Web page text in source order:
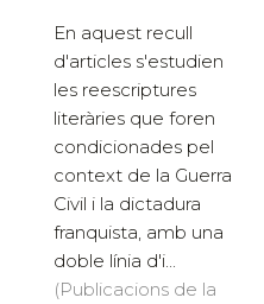
En aquest recull
d'articles s'estudien
les reescriptures
literàries que foren
condicionades pel
context de la Guerra
Civil i la dictadura
franquista, amb una
doble línia d'i...
(Publicacions de la